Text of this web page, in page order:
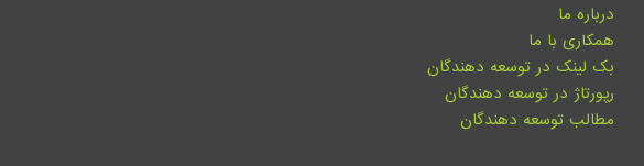
درباره ما
همکاری با ما
بک لینک در توسعه دهندگان
رپورتاژ در توسعه دهندگان
مطالب توسعه دهندگان